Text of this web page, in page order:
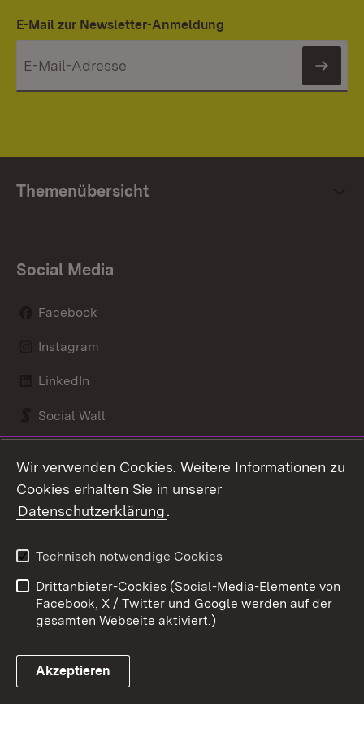
E-Mail zur Newsletter-Anmeldung
Themenübersicht
Social Media
Facebook
Instagram
LinkedIn
Social Wall
Link zum Landesportal
Kontakt
Barrierefreiheit
Impressum
Cookies
Wir verwenden Cookies. Weitere Informationen zu
Cookies erhalten Sie in unserer
Datenschutzerklärung.
Technisch notwendige Cookies
Drittanbieter-Cookies (Social-Media-Elemente von
Facebook, X / Twitter und Google werden auf der
gesamten Webseite aktiviert.)
Akzeptieren